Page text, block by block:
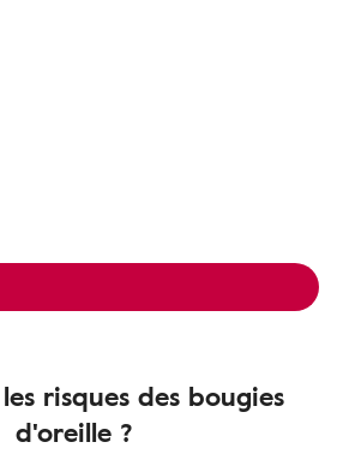
risques des bougies
d'oreille ?